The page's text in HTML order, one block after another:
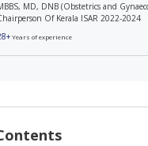
MD, DNB (Obstetrics and
Of Kerala ISAR 2022-2024
Years of experience